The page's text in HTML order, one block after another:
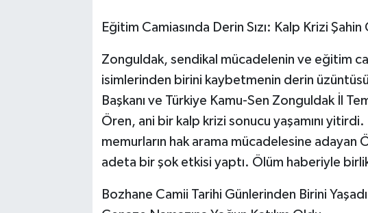
​Eğitim Camiasında Derin Sızı: Kalp Krizi
​Zonguldak, sendikal mücadelenin ve eğitim
isimlerinden birini kaybetmenin derin
Başkanı ve Türkiye Kamu-Sen Zonguldak İl
Ören, ani bir kalp krizi sonucu yaşamını
memurların hak arama mücadelesine adayan
adeta bir şok etkisi yaptı. Ölüm haberiyle
​Bozhane Camii Tarihi Günlerinden Birini